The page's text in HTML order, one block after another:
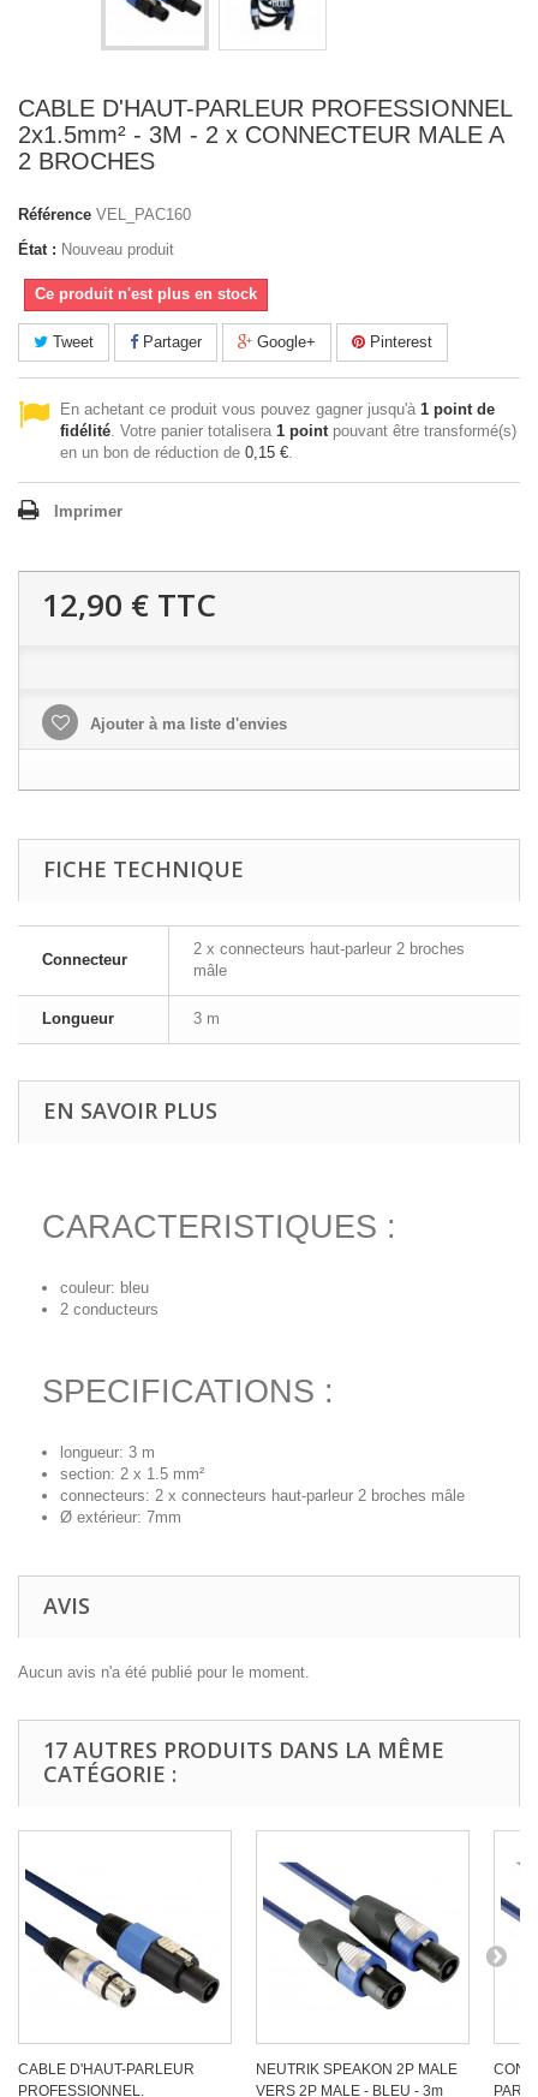
CABLE D'HAUT-PARLEUR PROFESSIONNEL
2x1.5mm² - 3M - 2 x CONNECTEUR MALE A
2 BROCHES
Référence VEL_PAC160
État : Nouveau produit
Ce produit n'est plus en stock
Tweet Partager Google+ Pinterest
En achetant ce produit vous pouvez gagner jusqu'à 1 point de
fidélité. Votre panier totalisera 1 pointpouvant être transformé(s)
en un bon de réduction de 0,15 €.
Imprimer
12,90 € TTC
Ajouter à ma liste d'envies
FICHE TECHNIQUE
Connecteur
2 x connecteurs haut-parleur 2 broches
mâle
Longueur 3 m
EN SAVOIR PLUS
CARACTERISTIQUES :
couleur: bleu
2 conducteurs
SPECIFICATIONS :
longueur: 3 m
section: 2 x 1.5 mm²
connecteurs: 2 x connecteurs haut-parleur 2 broches mâle
Ø extérieur: 7mm
AVIS
Aucun avis n'a été publié pour le moment.
17 AUTRES PRODUITS DANS LA MÊME
CATÉGORIE :
CABLE D'HAUT-PARLEUR
PROFESSIONNEL.
NEUTRIK SPEAKON 2P MALE
VERS 2P MALE - BLEU - 3m